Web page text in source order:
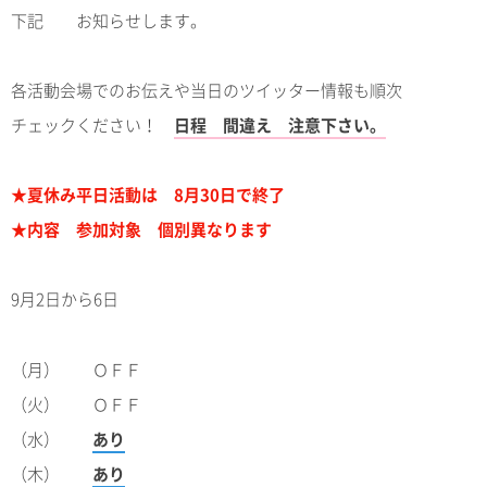
下記 お知らせします。
各活動会場でのお伝えや当日のツイッター情報も順次
チェックください！ 日程 間違え 注意下さい。
★夏休み平日活動は 8月30日で終了
★内容 参加対象 個別異なります
9月2日から6日
（月） ＯＦＦ
（火） ＯＦＦ
（水） あり
（木） あり